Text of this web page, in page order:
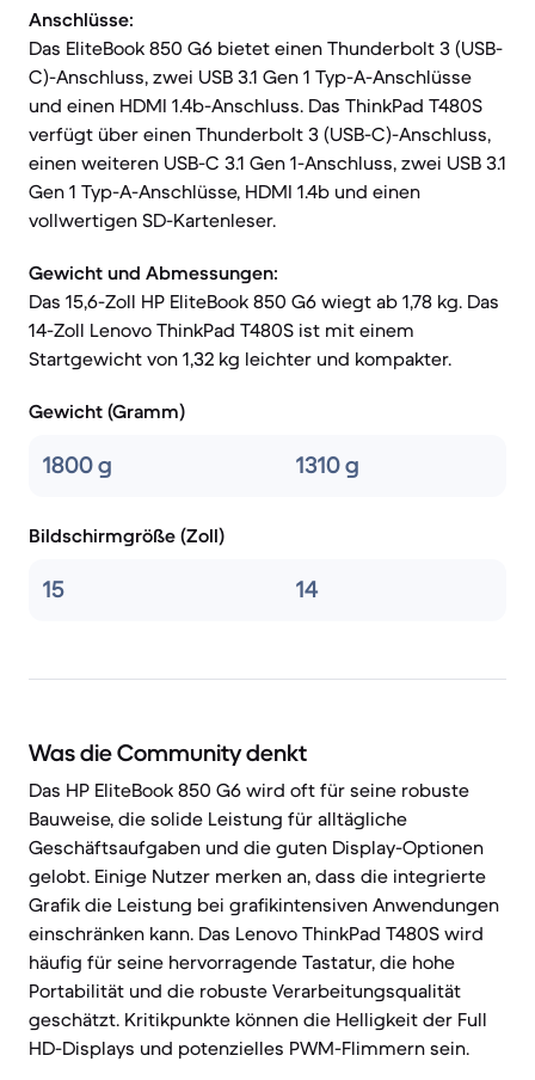
Anschlüsse:
Das EliteBook 850 G6 bietet einen Thunderbolt 3 (USB-
C)-Anschluss, zwei USB 3.1 Gen 1 Typ-A-Anschlüsse
und einen HDMI 1.4b-Anschluss. Das ThinkPad T480S
verfügt über einen Thunderbolt 3 (USB-C)-Anschluss,
einen weiteren USB-C 3.1 Gen 1-Anschluss, zwei USB 3.1
Gen 1 Typ-A-Anschlüsse, HDMI 1.4b und einen
vollwertigen SD-Kartenleser.
Gewicht und Abmessungen:
Das 15,6-Zoll HP EliteBook 850 G6 wiegt ab 1,78 kg. Das
14-Zoll Lenovo ThinkPad T480S ist mit einem
Startgewicht von 1,32 kg leichter und kompakter.
Gewicht (Gramm)
1800 g 1310 g
Bildschirmgröße (Zoll)
15 14
Was die Community denkt
Das HP EliteBook 850 G6 wird oft für seine robuste
Bauweise, die solide Leistung für alltägliche
Geschäftsaufgaben und die guten Display-Optionen
gelobt. Einige Nutzer merken an, dass die integrierte
Grafik die Leistung bei grafikintensiven Anwendungen
einschränken kann. Das Lenovo ThinkPad T480S wird
häufig für seine hervorragende Tastatur, die hohe
Portabilität und die robuste Verarbeitungsqualität
geschätzt. Kritikpunkte können die Helligkeit der Full
HD-Displays und potenzielles PWM-Flimmern sein.